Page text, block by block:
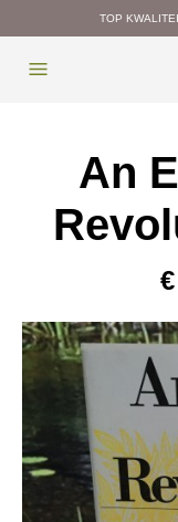
TOP
An
€